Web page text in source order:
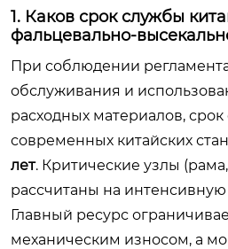
1. Каков срок службы
фальцевально-
При соблюдении
обслуживания и
расходных материалов,
современных китайских
лет. Критические узлы
рассчитаны на
Главный ресурс
механическим износом, а